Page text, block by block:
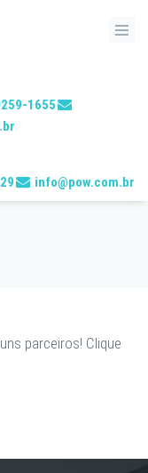
1655
info@pow.com.br
parceiros! Clique